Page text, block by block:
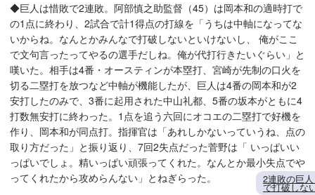
◆巨人は惜敗で2連敗。阿部慎之助監督（45）は岡本和の適時打で
の1点に終わり、2試合で計1得点の打線を「うちは中軸になってな
いからね。なんとかみんなで打破しないといけないし、 俺がここ
で文句言ったってやるの選手だしね。俺が代打行きたいぐらい」と
嘆いた。相手は4番・オースティンが本塁打、宮崎が先制の口火を
切る二塁打を放つなど中軸が機能したが、巨人は4番の岡本和が2
安打したのみで、3番に起用された中山礼都、5番の坂本がともに4
打数無安打に終わった。1点を追う六回にオコエの二塁打で好機を
作り、岡本和が同点打。指揮官は「あれしかないっていうね、点の
取り方だった」と振り返り、7回2失点だった菅野は「 いっぱいい
っぱいでしょ。精いっぱい頑張ってくれた。なんとか最小失点でや
ってくれたから攻めらんない」とねぎらった。
2連敗の巨
で打破しな